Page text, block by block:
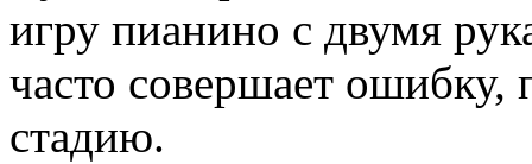
игру пианино с двумя
часто совершает ошибку,
стадию.